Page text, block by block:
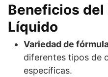
Beneficios del
Líquido
Variedad de
diferentes tipos de
específicas.